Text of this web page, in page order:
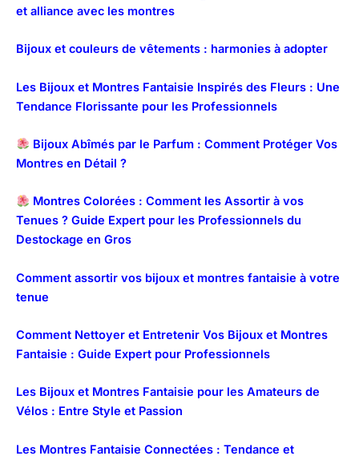
et alliance avec les montres
Bijoux et couleurs de vêtements : harmonies à adopter
Les Bijoux et Montres Fantaisie Inspirés des Fleurs : Une
Tendance Florissante pour les Professionnels
Bijoux Abîmés par le Parfum : Comment Protéger Vos
Montres en Détail ?
Montres Colorées : Comment les Assortir à vos
Tenues ? Guide Expert pour les Professionnels du
Destockage en Gros
Comment assortir vos bijoux et montres fantaisie à votre
tenue
Comment Nettoyer et Entretenir Vos Bijoux et Montres
Fantaisie : Guide Expert pour Professionnels
Les Bijoux et Montres Fantaisie pour les Amateurs de
Vélos : Entre Style et Passion
Les Montres Fantaisie Connectées : Tendance et